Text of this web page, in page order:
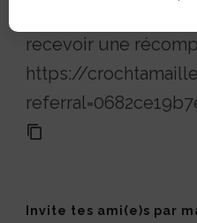
recevoir une
https://
Invite tes ami(e)s par